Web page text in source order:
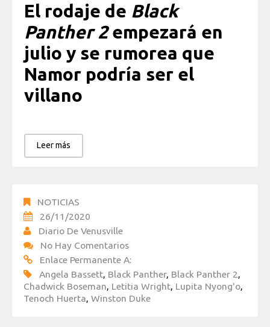
El rodaje de Black
Panther 2empezará en
julio y se rumorea que
Namor podría ser el
villano
Leer más
NOTICIAS
26/11/2020
Diario De Venusville
No Hay Comentarios
Enlace Permanente A:
Angela Bassett Black Panther, Black Panther 2
Chadwick Boseman Letitia Wright Lupita Nyong'o
Tenoch Huerta Winston Duke